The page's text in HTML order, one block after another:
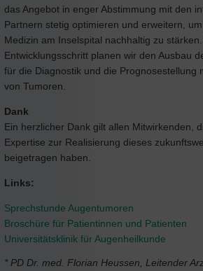
das Angebot in enger Abstimmung mit den
Partnern stetig optimieren und erweitern,
Medizin am Inselspital nachhaltig zu
Entwicklungsschritt planen wir den Ausbau
für die Diagnostik und die Prognosestellung
von Tumoren.
Dank
Ein herzlicher Dank gilt allen Mitwirkenden,
Expertise zur Realisierung dieses
beigetragen haben.
Links:
Sprechstunde Augentumoren
Broschüre für Patientinnen und Patienten
Universitätsklinik für Augenheilkunde
* PD Dr. med. Florian Heussen, Leitender